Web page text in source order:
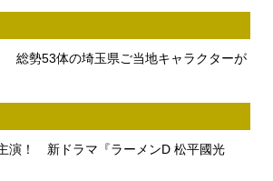
総勢53体の埼玉県ご当地キャラクターが
演！ 新ドラマ『ラーメンD 松平國光